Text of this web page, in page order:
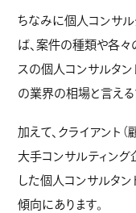
ちなみに個人コンサ
ば、案件の種類や各々
スの個人コンサルタン
の業界の相場と言える
加えて、クライアント（
大手コンサルティング
した個人コンサルタン
傾向にあります。